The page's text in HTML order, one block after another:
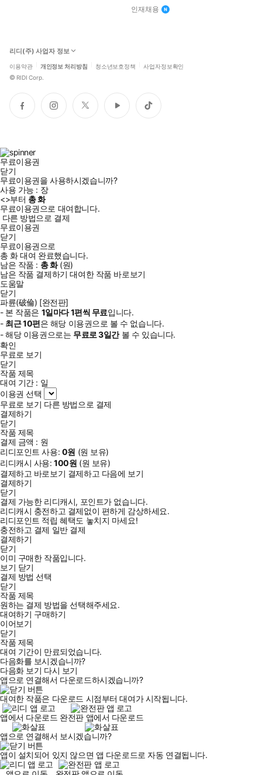
인재채용
리디(주) 사업자 정보
이용약관 개인정보 처리방침 청소년보호정책 사업자정보확인
© RIDI Corp.
페
이
인
스
트
위
유
튜
틱
톡
무료이용권
닫기
무료이용권을 사용하시겠습니까?
사용 가능 : 장
<>부터 총화
무료이용권으로 대여합니다.
다른 방법으로 결제
무료이용권
닫기
무료이용권으로
총 화대여 완료했습니다.
남은 작품 : 총화(원)
남은 작품 결제하기 대여한 작품 바로보기
도움말
닫기
파륜(破倫) [완전판]
- 본 작품은 1일마다1편씩 무료입니다.
- 최근10편은 해당 이용권으로 볼 수 없습니다.
- 해당 이용권으로는 무료로3일간볼 수 있습니다.
확인
무료로 보기
닫기
작품 제목
대여 기간 : 일
이용권 선택
무료로 보기 다른 방법으로 결제
결제하기
닫기
작품 제목
결제 금액 : 원
리디포인트 사용: 0원 (원 보유)
리디캐시 사용:100원 (원 보유)
결제하고 바로보기 결제하고 다음에 보기
결제하기
닫기
결제 가능한 리디캐시, 포인트가 없습니다.
리디캐시 충전하고 결제없이 편하게 감상하세요.
리디포인트 적립 혜택도 놓치지 마세요!
충전하고 결제 일반 결제
결제하기
닫기
이미 구매한 작품입니다.
보기 닫기
결제 방법 선택
닫기
작품 제목
원하는 결제 방법을 선택해주세요.
대여하기 구매하기
이어보기
닫기
작품 제목
대여 기간이 만료되었습니다.
다음화를 보시겠습니까?
다음화 보기 다시 보기
앱으로 연결해서 다운로드하시겠습니까?
대여한 작품은 다운로드 시점부터 대여가 시작됩니다.
앱에서 다운로드 완전판 앱에서 다운로드
앱으로 연결해서 보시겠습니까?
앱이 설치되어 있지 않으면 앱 다운로드로 자동 연결됩니다.